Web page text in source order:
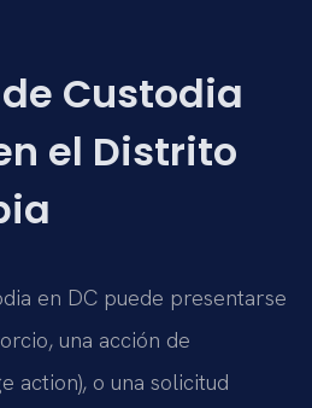
de Custodia
el Distrito
en DC puede presentarse
una acción de
action), o una solicitud